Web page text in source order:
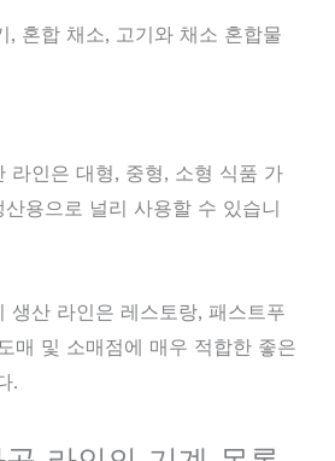
, 혼합 채소, 고기와 채소 혼합물
라인은 대형, 중형, 소형 식품 가
용으로 널리 사용할 수 있습니
생산 라인은 레스토랑, 패스트푸
매 및 소매점에 매우 적합한 좋은
.